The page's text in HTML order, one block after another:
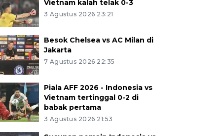
Vietnam kalah telak 0-3
3 Agustus 2026 23:21
Besok Chelsea vs AC Milan di
Jakarta
7 Agustus 2026 22:35
Piala AFF 2026 - Indonesia vs
Vietnam tertinggal 0-2 di
babak pertama
3 Agustus 2026 21:53